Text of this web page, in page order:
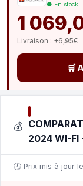
● En stock
1
Livraison : +6,95€
🛒
💰
2024 WI-FI
🕐 Prix mis à jour